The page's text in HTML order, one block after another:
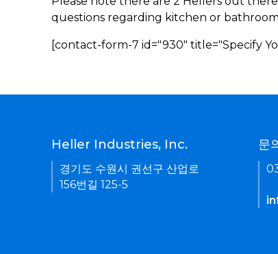
questions regarding kitchen or
[contact-form-7 id="930" title="Specify
Heller Industries, Inc.
경기도 수원시 권선구 산업로
156번길 125-5
문